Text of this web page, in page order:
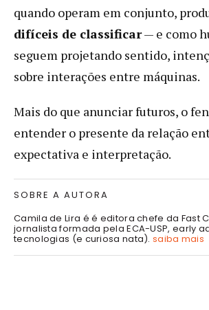
quando operam em conjunto,
difíceis de classificar— e como
seguem projetando sentido,
sobre interações entre máquinas.
Mais do que anunciar futuros, o
entender o presente da relação
expectativa e interpretação.
SOBRE A AUTORA
Camila de Lira é é editora chefe da Fast
jornalista formada pela ECA-USP, early
tecnologias (e curiosa nata).saiba mais